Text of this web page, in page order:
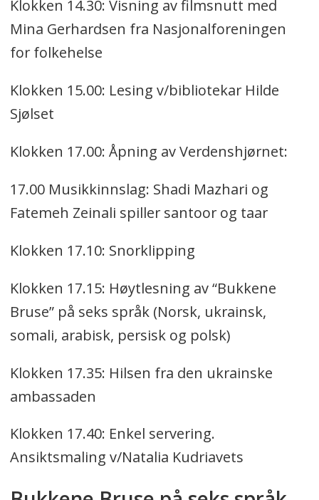
Klokken 14.30: Visning av filmsnutt med
Mina Gerhardsen fra Nasjonalforeningen
for folkehelse
Klokken 15.00: Lesing v/bibliotekar Hilde
Sjølset
Klokken 17.00: Åpning av Verdenshjørnet:
17.00 Musikkinnslag: Shadi Mazhari og
Fatemeh Zeinali spiller santoor og taar
Klokken 17.10: Snorklipping
Klokken 17.15: Høytlesning av “Bukkene
Bruse” på seks språk (Norsk, ukrainsk,
somali, arabisk, persisk og polsk)
Klokken 17.35: Hilsen fra den ukrainske
ambassaden
Klokken 17.40: Enkel servering.
Ansiktsmaling v/Natalia Kudriavets